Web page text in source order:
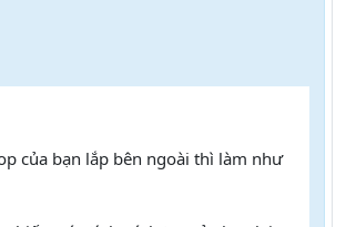
của bạn lắp bên ngoài thì làm như